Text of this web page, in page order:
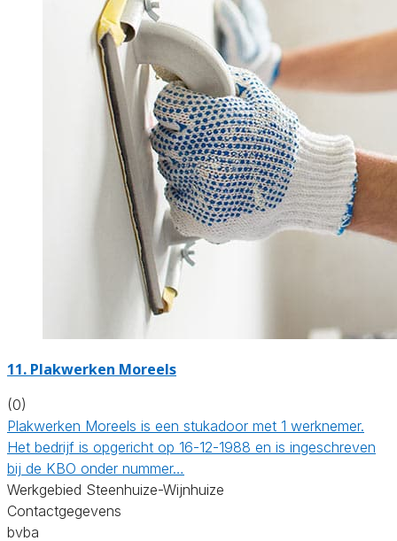
11. Plakwerken Moreels
(0)
Plakwerken Moreels is een stukadoor met 1 werknemer.
Het bedrijf is opgericht op 16-12-1988 en is ingeschreven
bij de KBO onder nummer…
Werkgebied Steenhuize-Wijnhuize
Contactgegevens
bvba